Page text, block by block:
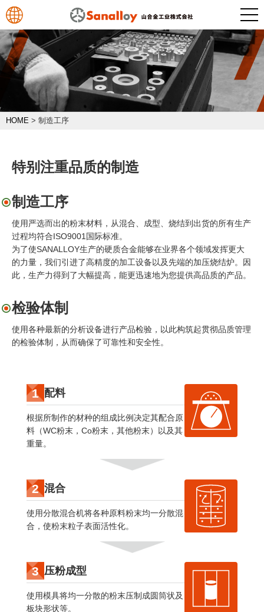
HOME > 制造工序
特别注重品质的制造
制造工序
使用严选而出的粉末材料，从混合、成型、烧结到出货的所有生产
过程均符合ISO9001国际标准。
为了使SANALLOY生产的硬质合金能够在业界各个领域发挥更大
的力量，我们引进了高精度的加工设备以及先端的加压烧结炉。因
此，生产力得到了大幅提高，能更迅速地为您提供高品质的产品。
检验体制
使用各种最新的分析设备进行产品检验，以此构筑起贯彻品质管理
的检验体制，从而确保了可靠性和安全性。
1 配料
根据所制作的材种的组成比例决定其配合原
料（WC粉末，Co粉末，其他粉末）以及其
重量。
2 混合
使用分散混合机将各种原料粉末均一分散混
合，使粉末粒子表面活性化。
3 压粉成型
使用模具将均一分散的粉末压制成圆筒状及
板块形状等。